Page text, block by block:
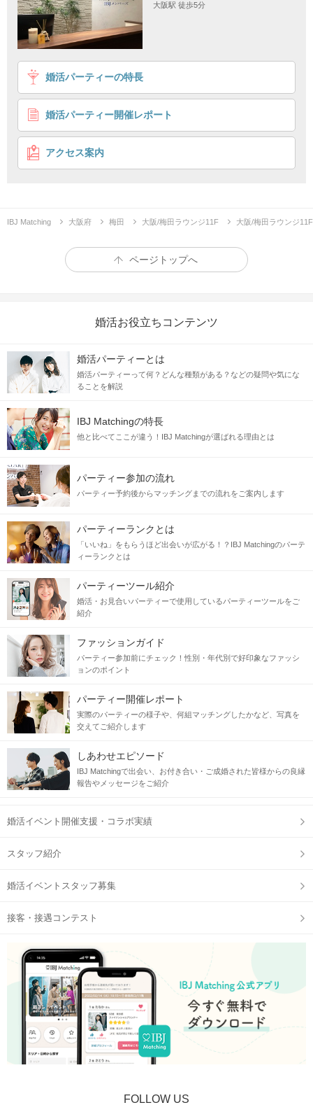
1 2 3 4
＼第一印象◎清潔感がある男性／
外資系・役職者などのエリート男性！
個室8対8 外見も大事
企画詳細
公務員・上場企業・外資系企業
✓髪や肌がキレイ ✓身だしなみが整っている
✓清楚系 ✓良い匂いがするetc
初めて会ったあなたが、
当日の流れ
STEP1 受付開始
STEP2 自分のプロフィールをチェック
STEP3 【個室8対8】トークタイムスタート
アピールタイム
大阪駅 徒歩5分
婚活パーティーの特長
婚活パーティー開催レポート
アクセス案内
IBJ Matching 大阪府 梅田 大阪/梅田ラウンジ11F 大阪/梅田ラウンジ
ページトップへ
婚活お役立ちコンテンツ
婚活パーティーとは
婚活パーティーって何？どんな種類がある？などの疑問や気にな
ることを解説
IBJ Matchingの特長
他と比べてここが違う！IBJ Matchingが選ばれる理由とは
パーティー参加の流れ
パーティー予約後からマッチングまでの流れをご案内します
パーティーランクとは
「いいね」をもらうほど出会いが広がる！？IBJ Matchingのパーテ
ィーランクとは
パーティーツール紹介
婚活・お見合いパーティーで使用しているパーティーツールをご
紹介
ファッションガイド
パーティー参加前にチェック！性別・年代別で好印象なファッシ
ョンのポイント
パーティー開催レポート
実際のパーティーの様子や、何組マッチングしたかなど、写真を
交えてご紹介します
しあわせエピソード
IBJ Matchingで出会い、お付き合い・ご成婚された皆様からの良縁
報告やメッセージをご紹介
婚活イベント開催支援・コラボ実績
スタッフ紹介
婚活イベントスタッフ募集
接客・接遇コンテスト
FOLLOW US